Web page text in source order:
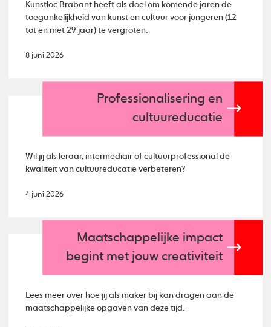
Kunstloc Brabant heeft als doel om komende jaren de
toegankelijkheid van kunst en cultuur voor jongeren (12
tot en met 29 jaar) te vergroten.
8 juni 2026
Professionalisering en
cultuureducatie
Wil jij als leraar, intermediair of cultuurprofessional de
kwaliteit van cultuureducatie verbeteren?
4 juni 2026
Maatschappelijke impact
begint met jouw creativiteit
Lees meer over hoe jij als maker bij kan dragen aan de
maatschappelijke opgaven van deze tijd.